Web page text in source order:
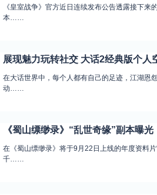
《皇室战争》官方近日连续发布公告透露接下
本……
展现魅力玩转社交 大话2经典版个人
在大话世界中，每个人都有自己的足迹，江湖恩
动……
《蜀山缥缈录》“乱世奇缘”副本曝光
在《蜀山缥缈录》将于9月22日上线的年度资料
千……